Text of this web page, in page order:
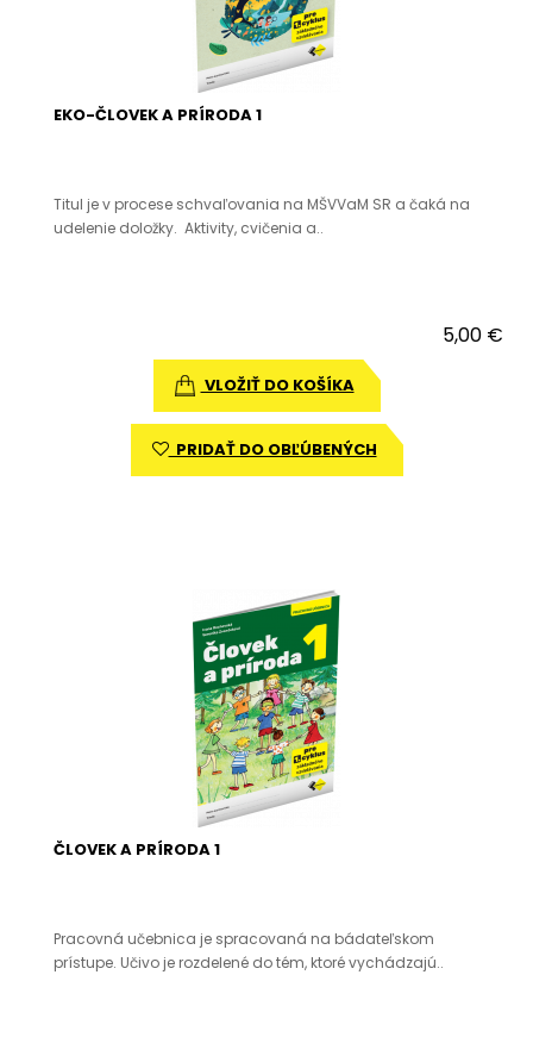
EKO-ČLOVEK A PRÍRODA 1
Titul je v procese schvaľovania na MŠVVaM SR a čaká na
udelenie doložky. Aktivity, cvičenia a..
5,00 €
VLOŽIŤ DO KOŠÍKA
PRIDAŤ DO OBĽÚBENÝCH
ČLOVEK A PRÍRODA 1
Pracovná učebnica je spracovaná na bádateľskom
prístupe. Učivo je rozdelené do tém, ktoré vychádzajú..